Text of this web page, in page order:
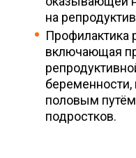
на
Профилактика
включающая
половым
подростков.